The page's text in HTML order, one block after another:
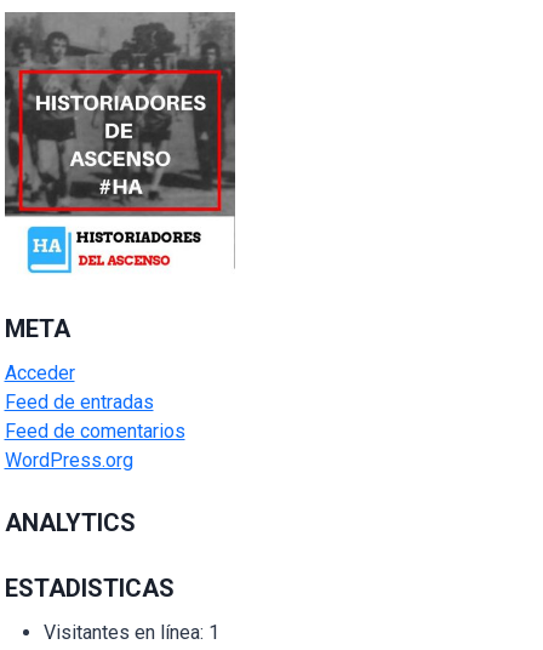
META
Acceder
Feed de entradas
Feed de comentarios
WordPress.org
ANALYTICS
ESTADISTICAS
Visitantes en línea: 1